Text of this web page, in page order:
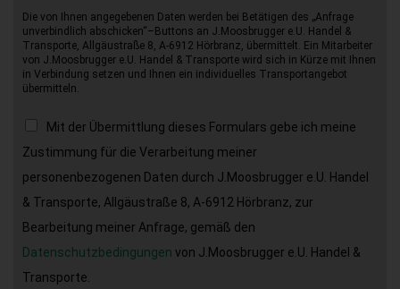
Die von Ihnen angegebenen Daten werden bei Betätigen des „Anfrage
unverbindlich abschicken“–Buttons an J.Moosbrugger e.U. Handel &
Transporte, Allgäustraße 8, A-6912 Hörbranz, übermittelt. Ein Mitarbeiter
von J.Moosbrugger e.U. Handel & Transporte wird sich in Kürze mit Ihnen
in Verbindung setzen und Ihnen ein individuelles Transportangebot
übermitteln.
Mit der Übermittlung dieses Formulars gebe ich meine
Zustimmung für die Verarbeitung meiner
personenbezogenen Daten durch J.Moosbrugger e.U. Handel
& Transporte, Allgäustraße 8, A-6912 Hörbranz, zur
Bearbeitung meiner Anfrage, gemäß den
Datenschutzbedingungen von J.Moosbrugger e.U. Handel &
Transporte.